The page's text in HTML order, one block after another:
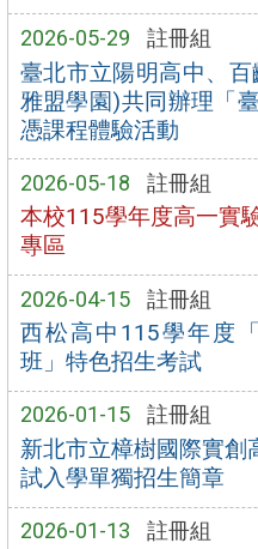
2026-05-29 註冊組
臺北市立陽明高中、
雅盟學園)共同辦理「
憑課程體驗活動
2026-05-18 註冊組
本校115學年度高一實
專區
2026-04-15 註冊組
西松高中115學年度
班」特色招生考試
2026-01-15 註冊組
新北市立樟樹國際實
試入學單獨招生簡章
2026-01-13 註冊組